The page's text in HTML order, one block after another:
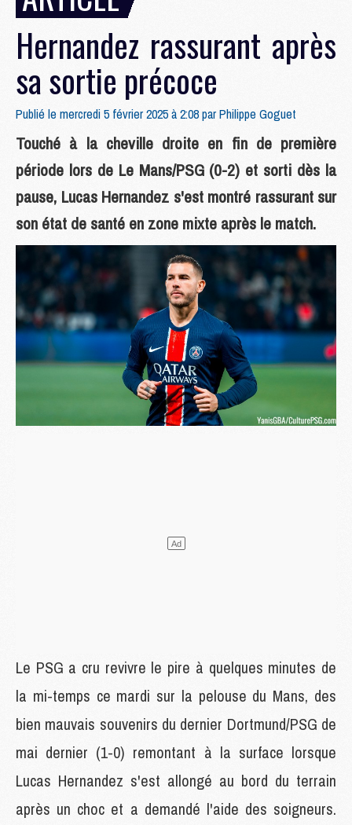
Hernandez rassurant après
sa sortie précoce
Publié le mercredi 5 février 2025 à 2:08 parPhilippe Goguet
Touché à la cheville droite en fin de première
période lors de Le Mans/PSG (0-2) et sorti dès la
pause, Lucas Hernandez s'est montré rassurant sur
son état de santé en zone mixte après le match.
Le PSG a cru revivre le pire à quelques minutes de
la mi-temps ce mardi sur la pelouse du Mans, des
bien mauvais souvenirs du dernier Dortmund/PSG de
mai dernier (1-0) remontant à la surface lorsque
Lucas Hernandez s'est allongé au bord du terrain
après un choc et a demandé l'aide des soigneurs.